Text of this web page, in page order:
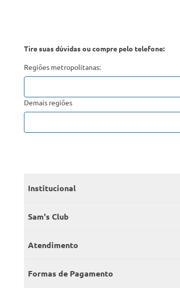
Tire suas dúvidas ou compre pelo telefone:
Regiões metropolitanas:
Demais regiões
Institucional
Quem somos
Encontre um Clube
Sam's Club
Seja sócio
Member’s Mark
Atendimento
Fale conosco
Atendimento em libras
Formas de Pagamento